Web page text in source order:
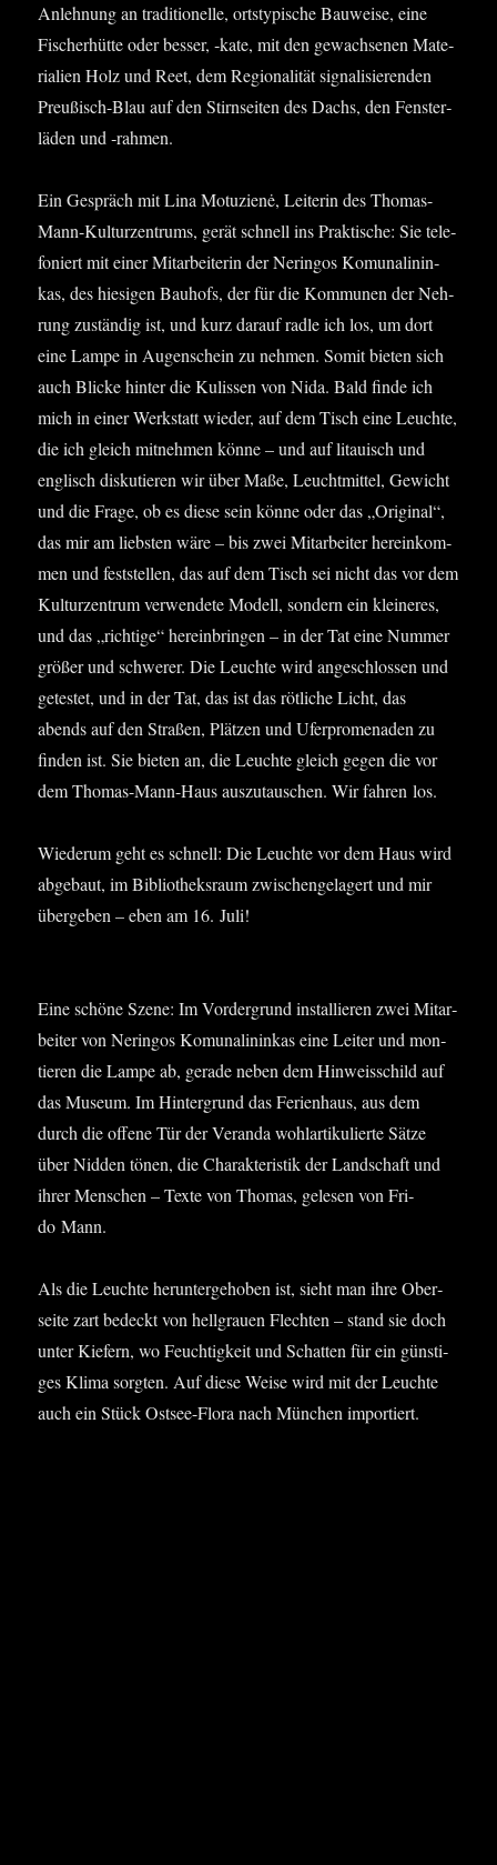
Anleh­nung an tra­di­tio­nel­le, orts­ty­pi­sche Bau­wei­se, eine
Fischer­hüt­te oder bes­ser, ‑kate, mit den gewach­se­nen Mate­
ria­li­en Holz und Reet, dem Regio­na­li­tät signa­li­sie­ren­den
Preu­ßisch-Blau auf den Stirn­sei­ten des Dachs, den Fens­ter­
lä­den und ‑rah­men.
Ein Gespräch mit Lina Motu­zi­enė, Lei­te­rin des Tho­mas-
Mann-Kul­tur­zen­trums, gerät schnell ins Prak­ti­sche: Sie tele­
fo­niert mit einer Mit­ar­bei­te­rin der Nerin­gos Komu­na­l­in­in­
kas, des hie­si­gen Bau­hofs, der für die Kom­mu­nen der Neh­
rung zustän­dig ist, und kurz dar­auf rad­le ich los, um dort
eine Lam­pe in Augen­schein zu neh­men. Somit bie­ten sich
auch Bli­cke hin­ter die Kulis­sen von Nida. Bald fin­de ich
mich in einer Werk­statt wie­der, auf dem Tisch eine Leuch­te,
die ich gleich mit­neh­men kön­ne – und auf litau­isch und
eng­lisch dis­ku­tie­ren wir über Maße, Leucht­mit­tel, Gewicht
und die Fra­ge, ob es die­se sein kön­ne oder das „Ori­gi­nal“,
das mir am liebs­ten wäre – bis zwei Mit­ar­bei­ter her­ein­kom­
men und fest­stel­len, das auf dem Tisch sei nicht das vor dem
Kul­tur­zen­trum ver­wen­de­te Modell, son­dern ein klei­ne­res,
und das „rich­ti­ge“ her­ein­brin­gen – in der Tat eine Num­mer
grö­ßer und schwe­rer. Die Leuch­te wird ange­schlos­sen und
getes­tet, und in der Tat, das ist das röt­li­che Licht, das
abends auf den Stra­ßen, Plät­zen und Ufer­pro­me­na­den zu
fin­den ist. Sie bie­ten an, die Leuch­te gleich gegen die vor
dem Tho­mas-Mann-Haus aus­zu­tau­schen. Wir fah­ren los.
Wie­der­um geht es schnell: Die Leuch­te vor dem Haus wird
abge­baut, im Biblio­theks­raum zwi­schen­ge­la­gert und mir
über­ge­ben – eben am 16. Juli!
Eine schö­ne Sze­ne: Im Vor­der­grund instal­lie­ren zwei Mit­ar­
bei­ter von Nerin­gos Komu­na­l­in­in­kas eine Lei­ter und mon­
tie­ren die Lam­pe ab, gera­de neben dem Hin­weis­schild auf
das Muse­um. Im Hin­ter­grund das Feri­en­haus, aus dem
durch die offe­ne Tür der Veran­da wohl­ar­ti­ku­lier­te Sät­ze
über Nid­den tönen, die Cha­rak­te­ris­tik der Land­schaft und
ihrer Men­schen – Tex­te von Tho­mas, gele­sen von Fri­
do Mann.
Als die Leuch­te her­un­ter­ge­ho­ben ist, sieht man ihre Ober­
sei­te zart bedeckt von hell­grau­en Flech­ten – stand sie doch
unter Kie­fern, wo Feuch­tig­keit und Schat­ten für ein güns­ti­
ges Kli­ma sorg­ten. Auf die­se Wei­se wird mit der Leuch­te
auch ein Stück Ost­see-Flo­ra nach Mün­chen importiert.